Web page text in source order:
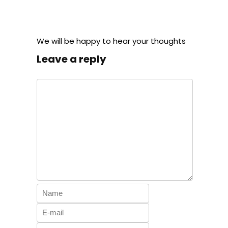
We will be happy to hear your thoughts
Leave a reply